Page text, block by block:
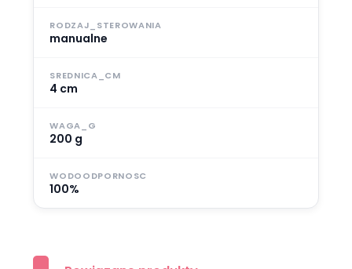
RODZAJ_STEROWANIA
manualne
SREDNICA_CM
4 cm
WAGA_G
200 g
WODOODPORNOSC
100%